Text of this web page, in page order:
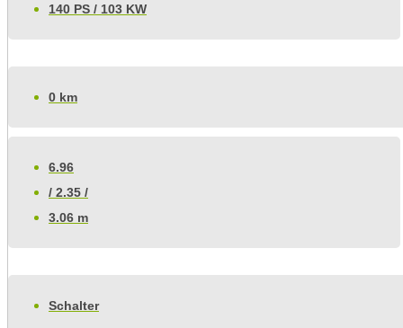
140 PS / 103 KW
0 km
6.96
/ 2.35 /
3.06 m
Schalter